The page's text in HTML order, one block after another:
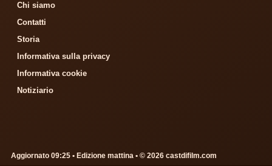
Chi siamo
Contatti
Storia
Informativa sulla privacy
Informativa cookie
Notiziario
Aggiornato 09:25 • Edizione mattina • © 2026 castdifilm.com